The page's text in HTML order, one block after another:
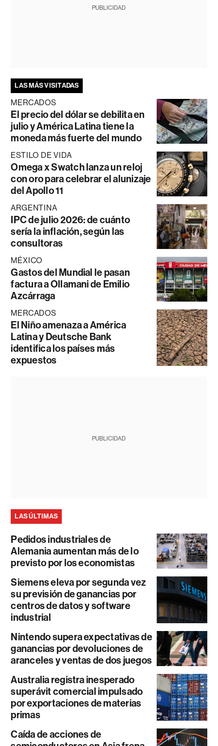
PUBLICIDAD
LAS MÁS VISITADAS
MERCADOS
El precio del dólar se debilita en
julio y América Latina tiene la
moneda más fuerte del mundo
ESTILO DE VIDA
Omega x Swatch lanza un reloj
con oro para celebrar el alunizaje
del Apollo 11
ARGENTINA
IPC de julio 2026: de cuánto
sería la inflación, según las
consultoras
MÉXICO
Gastos del Mundial le pasan
factura a Ollamani de Emilio
Azcárraga
MERCADOS
El Niño amenaza a América
Latina y Deutsche Bank
identifica los países más
expuestos
PUBLICIDAD
LAS ÚLTIMAS
Pedidos industriales de
Alemania aumentan más de lo
previsto por los economistas
Siemens eleva por segunda vez
su previsión de ganancias por
centros de datos y software
industrial
Nintendo supera expectativas de
ganancias por devoluciones de
aranceles y ventas de dos juegos
Australia registra inesperado
superávit comercial impulsado
por exportaciones de materias
primas
Caída de acciones de